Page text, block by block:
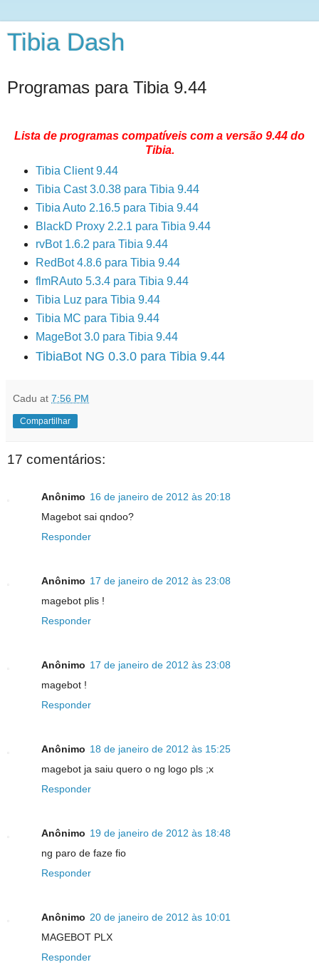
Tibia Dash
Programas para Tibia 9.44
Lista de programas compatíveis com a versão 9.44 do
Tibia.
Tibia Client 9.44
Tibia Cast 3.0.38 para Tibia 9.44
Tibia Auto 2.16.5 para Tibia 9.44
BlackD Proxy 2.2.1 para Tibia 9.44
rvBot 1.6.2 para Tibia 9.44
RedBot 4.8.6 para Tibia 9.44
flmRAuto 5.3.4 para Tibia 9.44
Tibia Luz para Tibia 9.44
Tibia MC para Tibia 9.44
MageBot 3.0 para Tibia 9.44
TibiaBot NG 0.3.0 para Tibia 9.44
Cadu at 7:56 PM
Compartilhar
17 comentários:
Anônimo 16 de janeiro de 2012 às 20:18
Magebot sai qndoo?
Responder
Anônimo 17 de janeiro de 2012 às 23:08
magebot plis !
Responder
Anônimo 17 de janeiro de 2012 às 23:08
magebot !
Responder
Anônimo 18 de janeiro de 2012 às 15:25
magebot ja saiu quero o ng logo pls ;x
Responder
Anônimo 19 de janeiro de 2012 às 18:48
ng paro de faze fio
Responder
Anônimo 20 de janeiro de 2012 às 10:01
MAGEBOT PLX
Responder